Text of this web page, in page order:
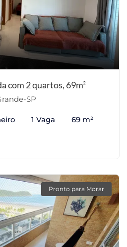
com 2 quartos, 69m²
SP
1 Vaga 69 m²
Pronto para Morar